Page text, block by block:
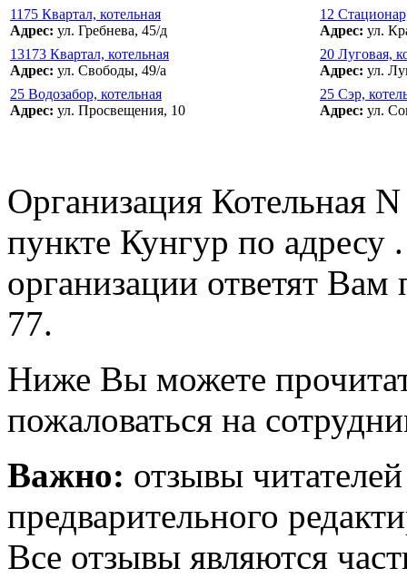
1175 Квартал, котельная
Адрес: ул. Гребнева, 45/д
12
Адрес: ул.
13173 Квартал, котельная
Адрес: ул. Свободы, 49/а
20 Луговая,
Адрес: ул.
25 Водозабор, котельная
Адрес: ул. Просвещения, 10
25 Сэр,
Адрес: ул.
Организация Котельная
пункте Кунгур по адресу
организации ответят
77.
Ниже Вы можете
пожаловаться на
Важно: отзывы
предварительного
Все отзывы являются